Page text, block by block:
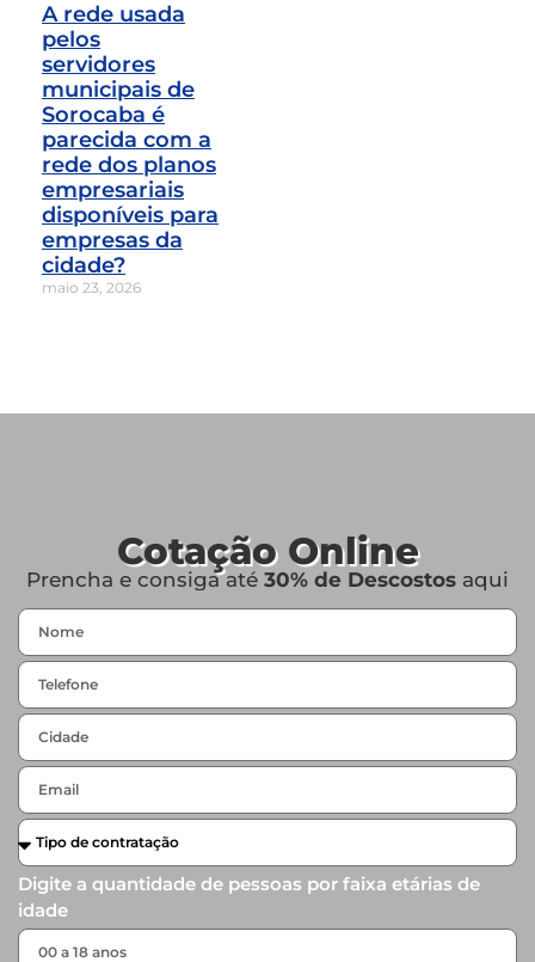
A rede usada
pelos
servidores
municipais de
Sorocaba é
parecida com a
rede dos planos
empresariais
disponíveis para
empresas da
cidade?
maio 23, 2026
Cotação Online
Prencha e consiga até 30% de Descostos aqui
Digite a quantidade de pessoas por faixa etárias de
idade